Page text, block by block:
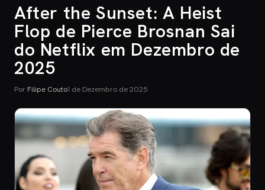
After the Sunset: A Heist
Flop de Pierce Brosnan Sai
do Netflix em Dezembro de
2025
Por Filipe Couto1 de Dezembro de 2025